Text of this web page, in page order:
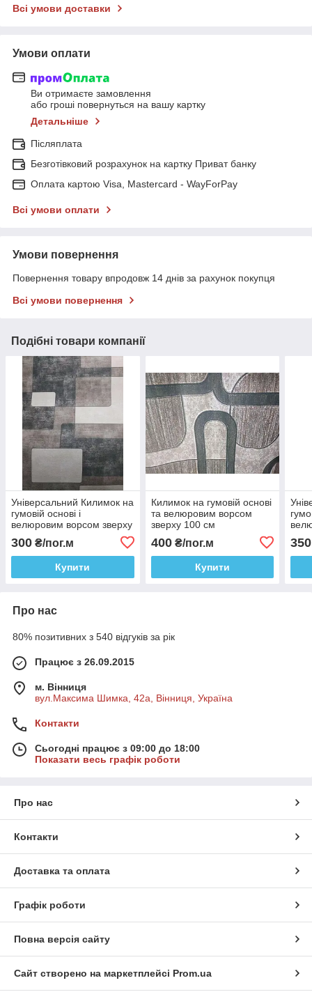
Всі умови доставки
Умови оплати
Ви отримаєте замовлення
або гроші повернуться на вашу картку
Детальніше
Післяплата
Безготівковий розрахунок на картку Приват банку
Оплата картою Visa, Mastercard - WayForPay
Всі умови оплати
Умови повернення
Повернення товару впродовж 14 днів за рахунок покупця
Всі умови повернення
Подібні товари компанії
Універсальний Килимок на
гумовій основі і
велюровим ворсом зверху
300 ₴/пог.м
Купити
Килимок на гумовій основі
та велюровим ворсом
зверху 100 см
400₴/пог.м
Купити
350
Про нас
80% позитивних з 540 відгуків за рік
Працює з 26.09.2015
м. Вінниця
вул.Максима Шимка, 42а, Вінниця, Україна
Контакти
Сьогодні працює з 09:00 до 18:00
Показати весь графік роботи
Про нас
Контакти
Доставка та оплата
Графік роботи
Повна версія сайту
Сайт створено на маркетплейсі Prom.ua